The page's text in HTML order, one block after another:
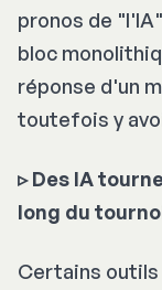
pronos de
bloc
réponse d'un
toutefois y
▹ Des IA
long du
Certains